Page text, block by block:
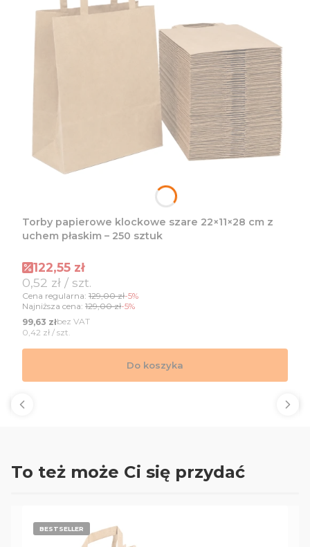
Torby papierowe klockowe szare 22×11×28 cm z
uchem płaskim – 250 sztuk
Cena promocyjna
122,55 zł
Cena jednostkowa
0,52 zł / szt.
Cena regularna: 129,00 zł-5%
Najniższa cena: 129,00 zł-5%
Cena
99,63 złbez VAT
Cena jednostkowa
0,42 zł / szt.
Do koszyka
To też może Ci się przydać
BESTSELLER